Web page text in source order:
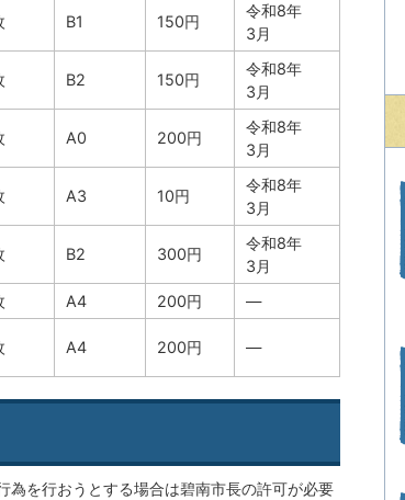
B1 150円
令和8年
3月
B2 150円
令和8年
3月
A0 200円
令和8年
3月
A3 10円
令和8年
3月
B2 300円
令和8年
3月
A4 200円
—
A4 200円 —
為を行おうとする場合は碧南市長の許可が必要